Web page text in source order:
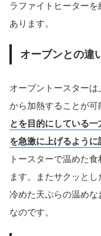
ラファイトヒーター
あります。
オーブンとの違
オーブントースター
から加熱することが可
とを目的にしている
を急激に上げるよう
トースターで温めた
ます。またサクッと
冷めた天ぷらの温め
なのです。